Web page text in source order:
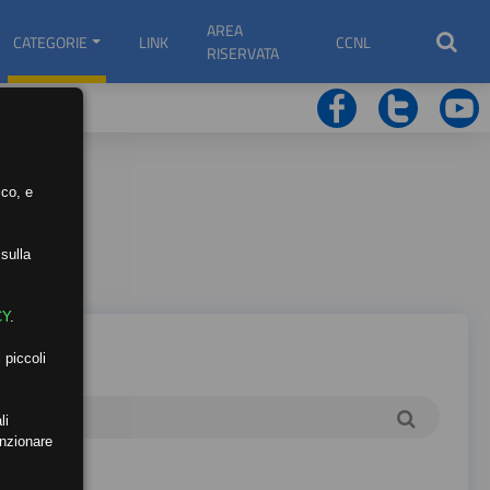
CATEGORIE LINK
AREA
RISERVATA
CCNL
e
.
piccoli